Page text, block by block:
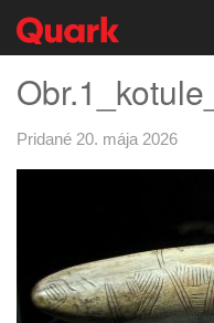
Pridané 20. mája 2026